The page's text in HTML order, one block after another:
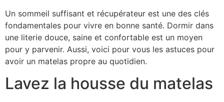
Un sommeil suffisant et récupérateur est une des clés
fondamentales pour vivre en bonne santé. Dormir dans
une literie douce, saine et confortable est un moyen
pour y parvenir. Aussi, voici pour vous les astuces pour
avoir un matelas propre au quotidien.
Lavez la housse du matelas